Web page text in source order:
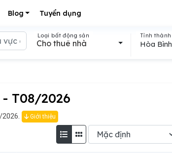
Blog Tuyển dụng
T08/2026
Giới thiệu
Loại bất động sản
Cho thuê nhà
Tỉnh thành
Hòa Bình